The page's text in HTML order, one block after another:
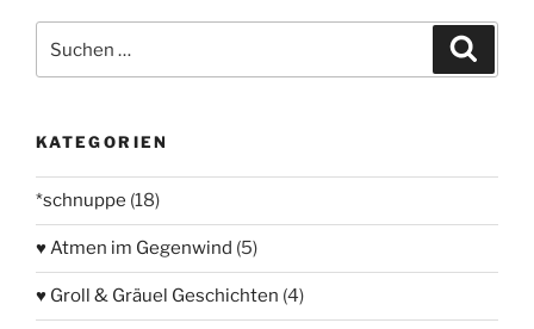
nach:
KATEGORIEN
*schnuppe (18)
♥ Atmen im Gegenwind (5)
♥ Groll & Gräuel Geschichten (4)